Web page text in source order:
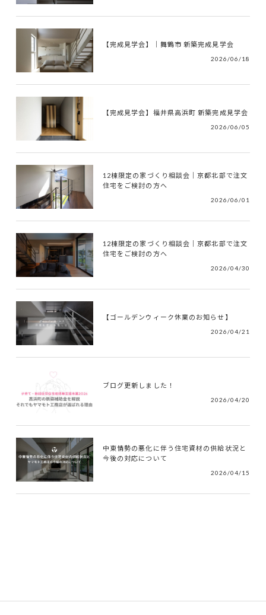
【完成見学会】｜舞鶴市 新築完成見学会
2026/06/18
【完成見学会】福井県高浜町 新築完成見学会
2026/06/05
12棟限定の家づくり相談会｜京都北部で注文
住宅をご検討の方へ
2026/06/01
12棟限定の家づくり相談会｜京都北部で注文
住宅をご検討の方へ
2026/04/30
【ゴールデンウィーク休業のお知らせ】
2026/04/21
ブログ更新しました！
2026/04/20
中東情勢の悪化に伴う住宅資材の供給状況と
今後の対応について
2026/04/15